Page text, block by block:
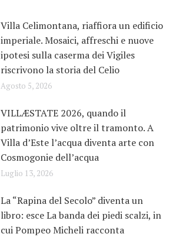
Villa Celimontana, riaffiora un edificio
imperiale. Mosaici, affreschi e nuove
ipotesi sulla caserma dei Vigiles
riscrivono la storia del Celio
Agosto 5, 2026
VILLÆSTATE 2026, quando il
patrimonio vive oltre il tramonto. A
Villa d’Este l’acqua diventa arte con
Cosmogonie dell’acqua
Luglio 13, 2026
La “Rapina del Secolo” diventa un
libro: esce La banda dei piedi scalzi, in
cui Pompeo Micheli racconta